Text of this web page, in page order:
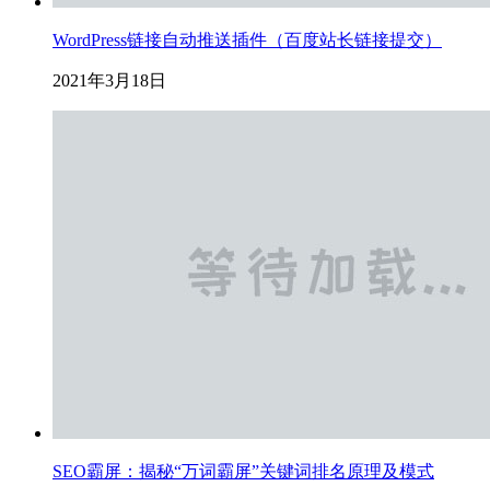
WordPress链接自动推送插件（百度站长链接提交）
2021年3月18日
SEO霸屏：揭秘“万词霸屏”关键词排名原理及模式